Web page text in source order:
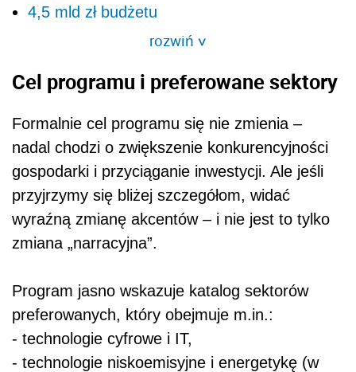
4,5 mld zł budżetu
rozwiń>
Cel programu i preferowane sektory
Formalnie cel programu się nie zmienia –
nadal chodzi o zwiększenie konkurencyjności
gospodarki i przyciąganie inwestycji. Ale jeśli
przyjrzymy się bliżej szczegółom, widać
wyraźną zmianę akcentów – i nie jest to tylko
zmiana „narracyjna”.
Program jasno wskazuje katalog sektorów
preferowanych, który obejmuje m.in.:
- technologie cyfrowe i IT,
- technologie niskoemisyjne i energetykę (w